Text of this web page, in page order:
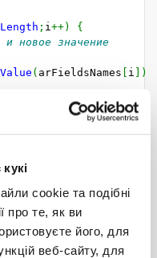
cookie та подібні
про те, як ви
його, для
веб-сайту, для
Length ; i++)
{
и новое значение
( arFieldsNames i
)
arFieldsNames[i]))
= ;//как
()